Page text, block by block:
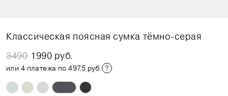
Классическая поясная сумка тёмно-серая
3490 1990 руб.
или 4 платежа по 497.5 руб.